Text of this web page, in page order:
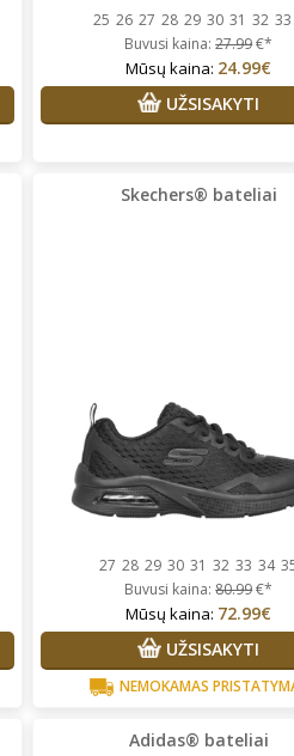
25 26 27 28 29 30 31 32 33
Buvusi kaina:27.99€*
Mūsų kaina: 24.99€
UŽSISAKYTI
Skechers® bateliai
27 28 29 30 31 32 33 34
Buvusi kaina:80.99€*
Mūsų kaina: 72.99€
UŽSISAKYTI
NEMOKAMAS
Adidas® bateliai